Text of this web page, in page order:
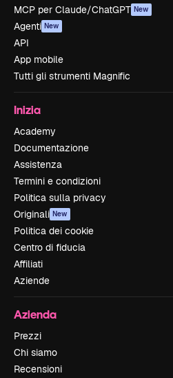
MCP per Claude/ChatGPT New
Agenti New
API
App mobile
Tutti gli strumenti Magnific
Inizia
Academy
Documentazione
Assistenza
Termini e condizioni
Politica sulla privacy
Originali New
Politica dei cookie
Centro di fiducia
Affiliati
Aziende
Azienda
Prezzi
Chi siamo
Recensioni